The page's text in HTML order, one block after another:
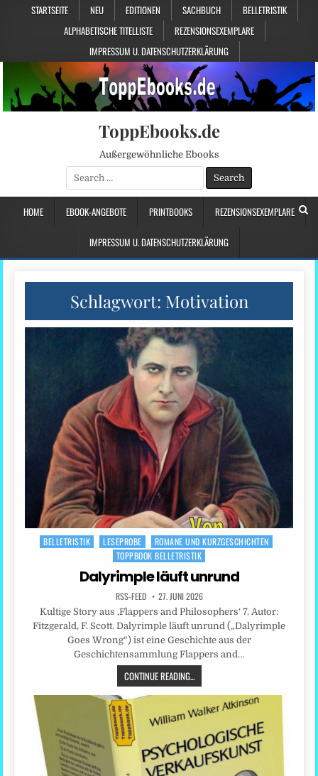
STARTSEITE NEU EDITIONEN SACHBUCH
BELLETRISTIK
ALPHABETISCHE TITELLISTE
REZENSIONSEXEMPLARE
IMPRESSUM U. DATENSCHUTZERKLÄRUNG
ToppEbooks.de
Außergewöhnliche Ebooks
Search
for:
HOME EBOOK-ANGEBOTE PRINTBOOKS REZENSIONSEXEMPLARE
IMPRESSUM U. DATENSCHUTZERKLÄRUNG
Schlagwort: Motivation
Posted
BELLETRISTIK LESEPROBE
ROMANE UND KURZGESCHICHTEN
TOPPBOOK BELLETRISTIK
Dalyrimple läuft unrund
RSS-FEED 27. JUNI 2026
Kultige Story aus ‚Flappers and Philosophers‘ 7. Autor:
Fitzgerald, F. Scott. Dalyrimple läuft unrund („Dalyrimple
Goes Wrong“) ist eine Geschichte aus der
Geschichtensammlung Flappers and…
CONTINUE READING...